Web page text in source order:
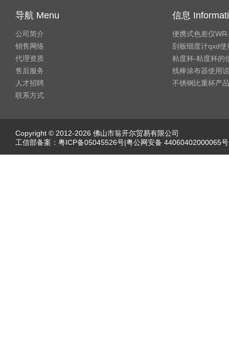
导航 Menu
公司简介
销售网络
代理资质
售后服务
人才招聘
联系方式
信息
便携式色差仪
刮板细度计qxd使
粘度杯-粘度杯的
线棒涂布器使用
不锈钢比重杯产
Copyright © 2012-2026 佛山市翁开尔贸易有限公司
工信部备案： 粤ICP备05045526号|粤公网安备 44060402000065号